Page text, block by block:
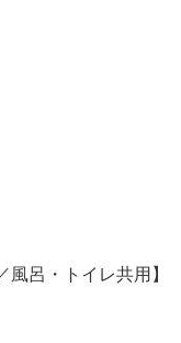
呂・トイレ共用】